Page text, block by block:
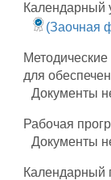
Календарный
(Заочная
для
Документы
Рабочая
Документы
Календарный